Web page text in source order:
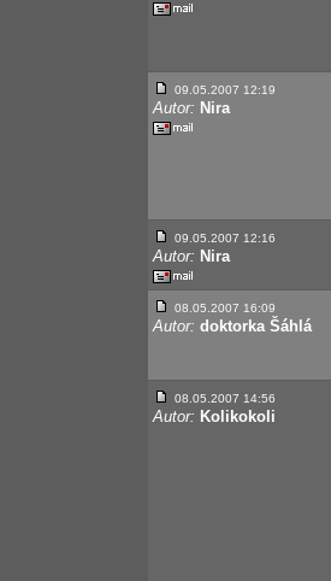
09.05.2007 12:19
Autor: Nira
09.05.2007 12:16
Autor: Nira
08.05.2007 16:09
Autor: doktorka Šáhlá
08.05.2007 14:56
Autor: Kolikokoli